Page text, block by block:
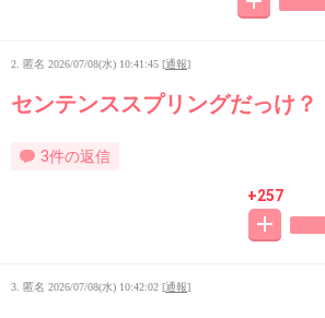
2. 匿名 2026/07/08(水) 10:41:45 [通報]
センテンススプリングだっけ？
3件の返信
+257
3. 匿名 2026/07/08(水) 10:42:02 [通報]